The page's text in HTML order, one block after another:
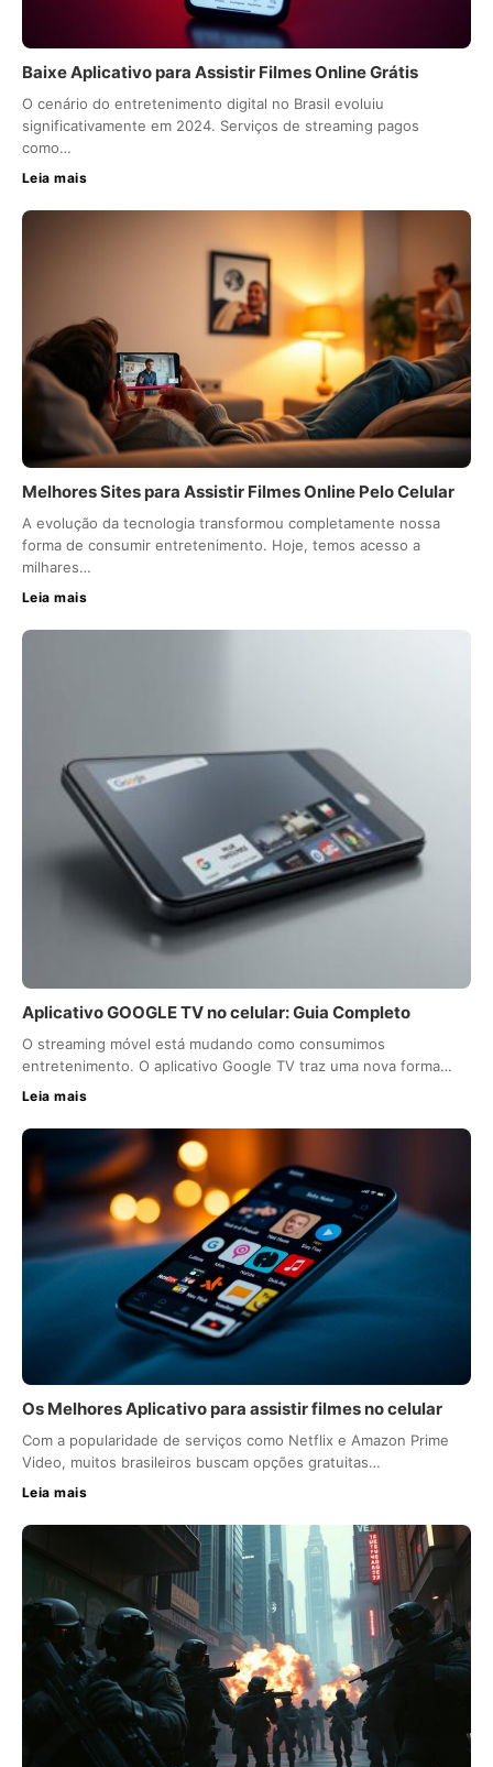
Baixe Aplicativo para Assistir Filmes Online Grátis
O cenário do entretenimento digital no Brasil evoluiu
significativamente em 2024. Serviços de streaming pagos
como…
Leia mais
Melhores Sites para Assistir Filmes Online Pelo Celular
A evolução da tecnologia transformou completamente nossa
forma de consumir entretenimento. Hoje, temos acesso a
milhares…
Leia mais
Aplicativo GOOGLE TV no celular: Guia Completo
O streaming móvel está mudando como consumimos
entretenimento. O aplicativo Google TV traz uma nova forma…
Leia mais
Os Melhores Aplicativo para assistir filmes no celular
Com a popularidade de serviços como Netflix e Amazon Prime
Video, muitos brasileiros buscam opções gratuitas…
Leia mais